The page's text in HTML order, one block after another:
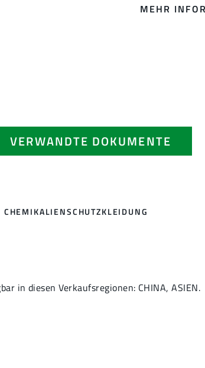
MEHR
VERWANDTE DOKUMENTE
in diesen Verkaufsregionen: CHINA, ASIEN.